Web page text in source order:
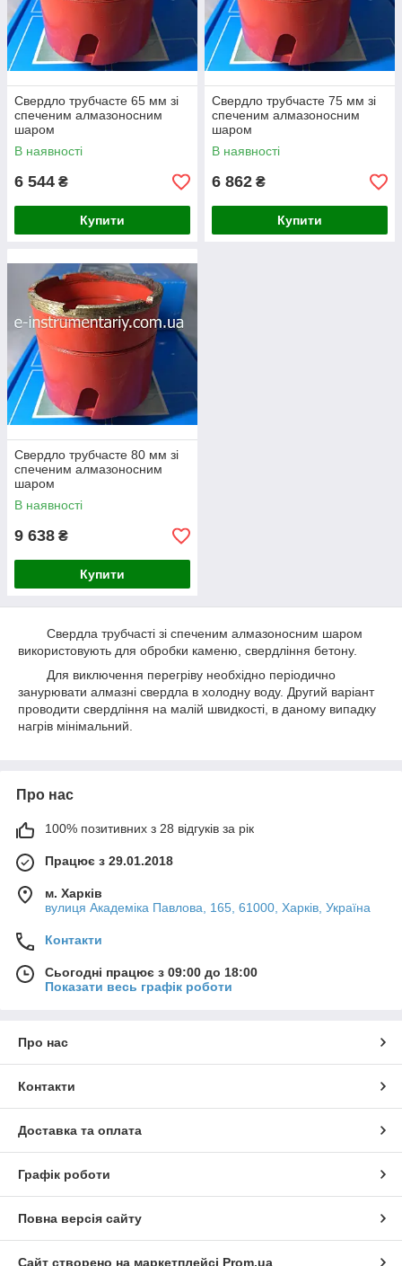
Свердло трубчасте 65 мм зі
спеченим алмазоносним
шаром
В наявності
6 544 ₴
Купити
Свердло трубчасте 75 мм зі
спеченим алмазоносним
шаром
В наявності
6 862 ₴
Купити
Свердло трубчасте 80 мм зі
спеченим алмазоносним
шаром
В наявності
9 638 ₴
Купити
Свердла трубчасті зі спеченим алмазоносним шаром
використовують для обробки каменю, свердління бетону.
Для виключення перегріву необхідно періодично
занурювати алмазні свердла в холодну воду. Другий варіант
проводити свердління на малій швидкості, в даному випадку
нагрів мінімальний.
Про нас
100% позитивних з 28 відгуків за рік
Працює з 29.01.2018
м. Харків
вулиця Академіка Павлова, 165, 61000, Харків, Україна
Контакти
Сьогодні працює з 09:00 до 18:00
Показати весь графік роботи
Про нас
Контакти
Доставка та оплата
Графік роботи
Повна версія сайту
Сайт створено на маркетплейсі Prom.ua